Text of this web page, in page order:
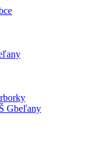
Gbeľany